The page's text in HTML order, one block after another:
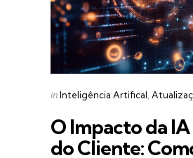
Categories
Posted
inInteligência Artifical
O Impacto da
do Cliente: